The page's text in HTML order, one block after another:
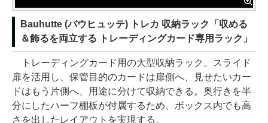
Bauhutte (バウヒュッテ) トレカ 収納ラック「収める
＆飾るを両立する トレーディングカード専用ラック」
トレーディングカード用の大型収納ラック。スライド
扉を活用し、保管目的のカードは扉側へ、見せたいカー
ドはもう片側へ、用途に分けて収納できる。奥行きを半
分にしたハーフ棚板が付属するため、ボックス内でも高
さを出したレイアウトを実現する。